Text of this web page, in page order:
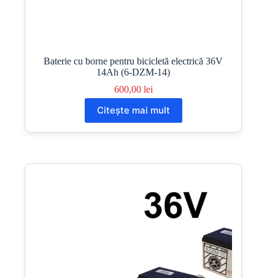
Baterie cu borne pentru bicicletă electrică 36V
14Ah (6-DZM-14)
600,00 lei
Citește mai mult